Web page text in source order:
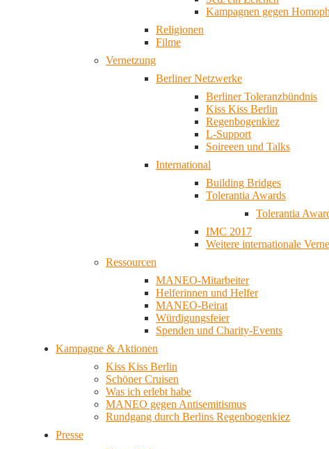
Kampagnen gegen
Religionen
Filme
Vernetzung
Berliner Netzwerke
Berliner Toleranzbündnis
Kiss Kiss Berlin
Regenbogenkiez
L-Support
Soireeen und Talks
International
Building Bridges
Tolerantia Awards
Tolerantia
IMC 2017
Weitere internationale
Ressourcen
MANEO-Mitarbeiter
Helferinnen und Helfer
MANEO-Beirat
Würdigungsfeier
Spenden und Charity-Events
Kampagne & Aktionen
Kiss Kiss Berlin
Schöner Cruisen
Was ich erlebt habe
MANEO gegen Antisemitismus
Rundgang durch Berlins Regenbogenkiez
Presse